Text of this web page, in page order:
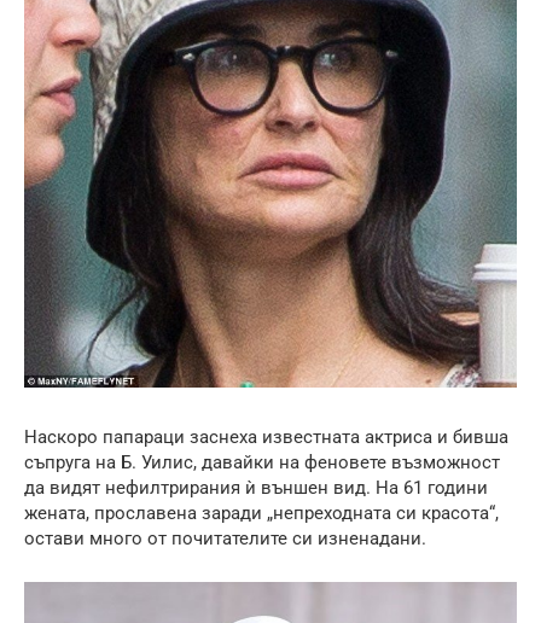
Наскоро папараци заснеха известната актриса и бивша
съпруга на Б. Уилис, давайки на феновете възможност
да видят нефилтрирания ѝ външен вид. На 61 години
жената, прославена заради „непреходната си красота“,
остави много от почитателите си изненадани.